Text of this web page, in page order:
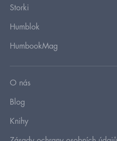
Storki
Humblok
HumbookMag
O nás
Blog
Knihy